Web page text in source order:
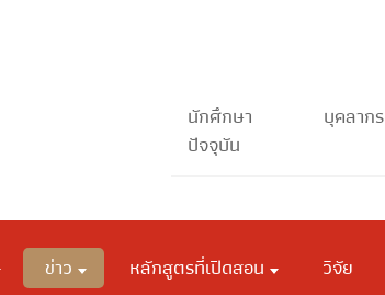
นักศึกษา
ปัจจุบัน
บุคลากร
ข่าว หลักสูตรที่เปิดสอน วิจัย